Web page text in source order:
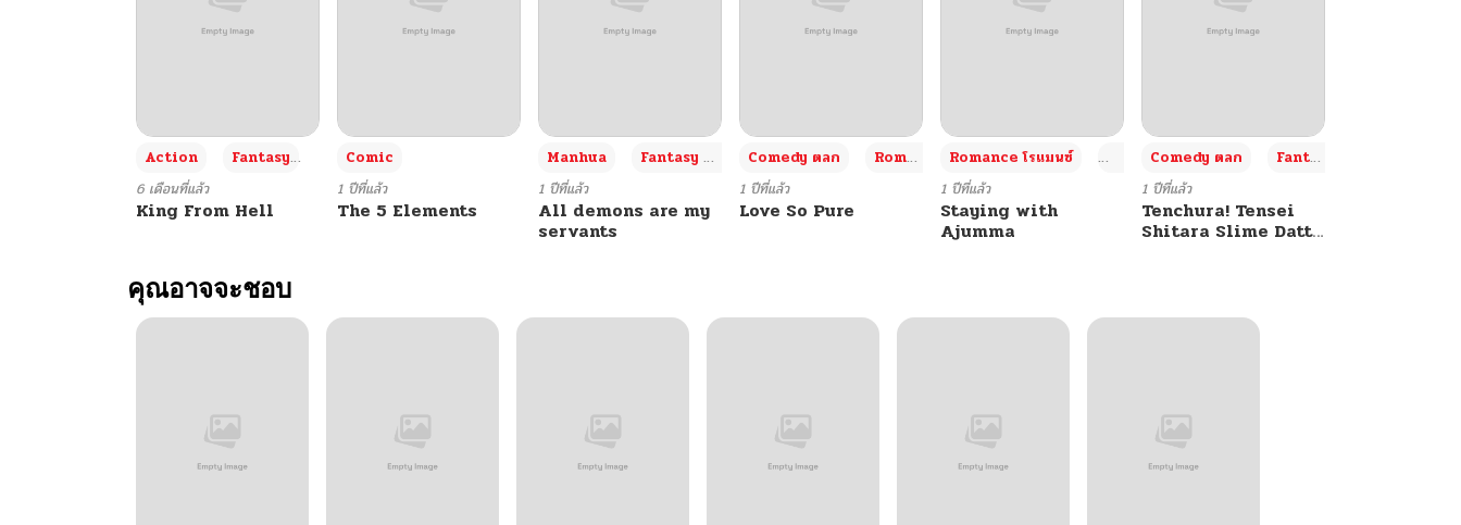
Action Fantasy
6 เดือนที่แล้ว
King From Hell
Comic
1 ปีที่แล้ว
The 5 Elements
Manhua Fantasy แฟนตาซี +3
1 ปีที่แล้ว
All demons are my
servants
Comedy ตลก Romance โรแมนซ์ +4
1 ปีที่แล้ว
Love So Pure
Romance โรแมนซ์ Adult ผู้ใหญ่ +4
1 ปีที่แล้ว
Staying with
Ajumma
Comedy ตลก Fantasy แฟนตาซี
1 ปีที่แล้ว
Tenchura! Tensei
Shitara Slime Datta
คุณอาจจะชอบ